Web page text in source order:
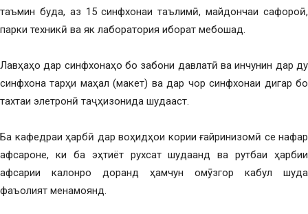
таъмин буда, аз 15 синфхонаи таълимӣ, майдончаи сафороӣ,
парки техникӣ ва як лаборатория иборат мебошад.
Лавҳаҳо дар синфхонаҳо бо забони давлатӣ ва инчунин дар ду
синфхона тарҳи маҳал (макет) ва дар чор синфхонаи дигар бо
тахтаи элетронӣ таҷҳизонида шудааст.
Ба кафедраи ҳарбӣ дар воҳидҳои кории ғайринизомӣ се нафар
афсароне, ки ба эҳтиёт рухсат шудаанд ва рутбаи ҳарбии
афсарии калонро доранд ҳамчун омӯзгор кабул шуда
фаъолият менамоянд.